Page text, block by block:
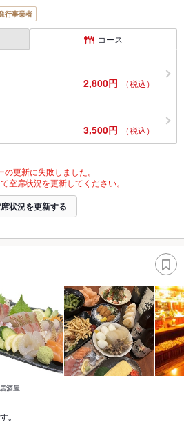
行事業者
コース
2,800円 （税込）
3,500円 （税込）
の更新に失敗しました。
空席状況を更新してください。
状況を更新する
酒屋
｡